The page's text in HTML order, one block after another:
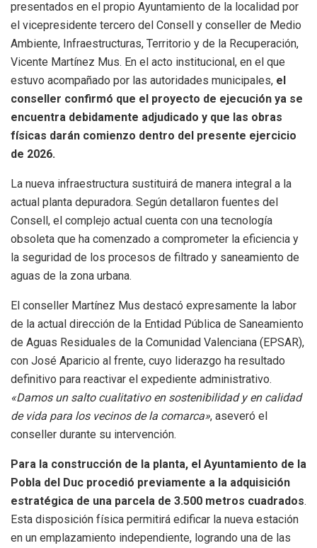
presentados en el propio Ayuntamiento de la localidad por
el vicepresidente tercero del Consell y conseller de Medio
Ambiente, Infraestructuras, Territorio y de la Recuperación,
Vicente Martínez Mus. En el acto institucional, en el que
estuvo acompañado por las autoridades municipales, el
conseller confirmó que el proyecto de ejecución ya se
encuentra debidamente adjudicado y que las obras
físicas darán comienzo dentro del presente ejercicio
de 2026.
La nueva infraestructura sustituirá de manera integral a la
actual planta depuradora. Según detallaron fuentes del
Consell, el complejo actual cuenta con una tecnología
obsoleta que ha comenzado a comprometer la eficiencia y
la seguridad de los procesos de filtrado y saneamiento de
aguas de la zona urbana.
El conseller Martínez Mus destacó expresamente la labor
de la actual dirección de la Entidad Pública de Saneamiento
de Aguas Residuales de la Comunidad Valenciana (EPSAR),
con José Aparicio al frente, cuyo liderazgo ha resultado
definitivo para reactivar el expediente administrativo.
«Damos un salto cualitativo en sostenibilidad y en calidad
de vida para los vecinos de la comarca», aseveró el
conseller durante su intervención.
Para la construcción de la planta, el Ayuntamiento de la
Pobla del Duc procedió previamente a la adquisición
estratégica de una parcela de 3.500 metros cuadrados.
Esta disposición física permitirá edificar la nueva estación
en un emplazamiento independiente, logrando una de las